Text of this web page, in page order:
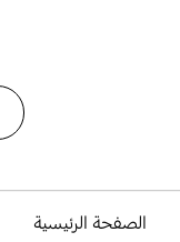
الصفحة الرئيسية